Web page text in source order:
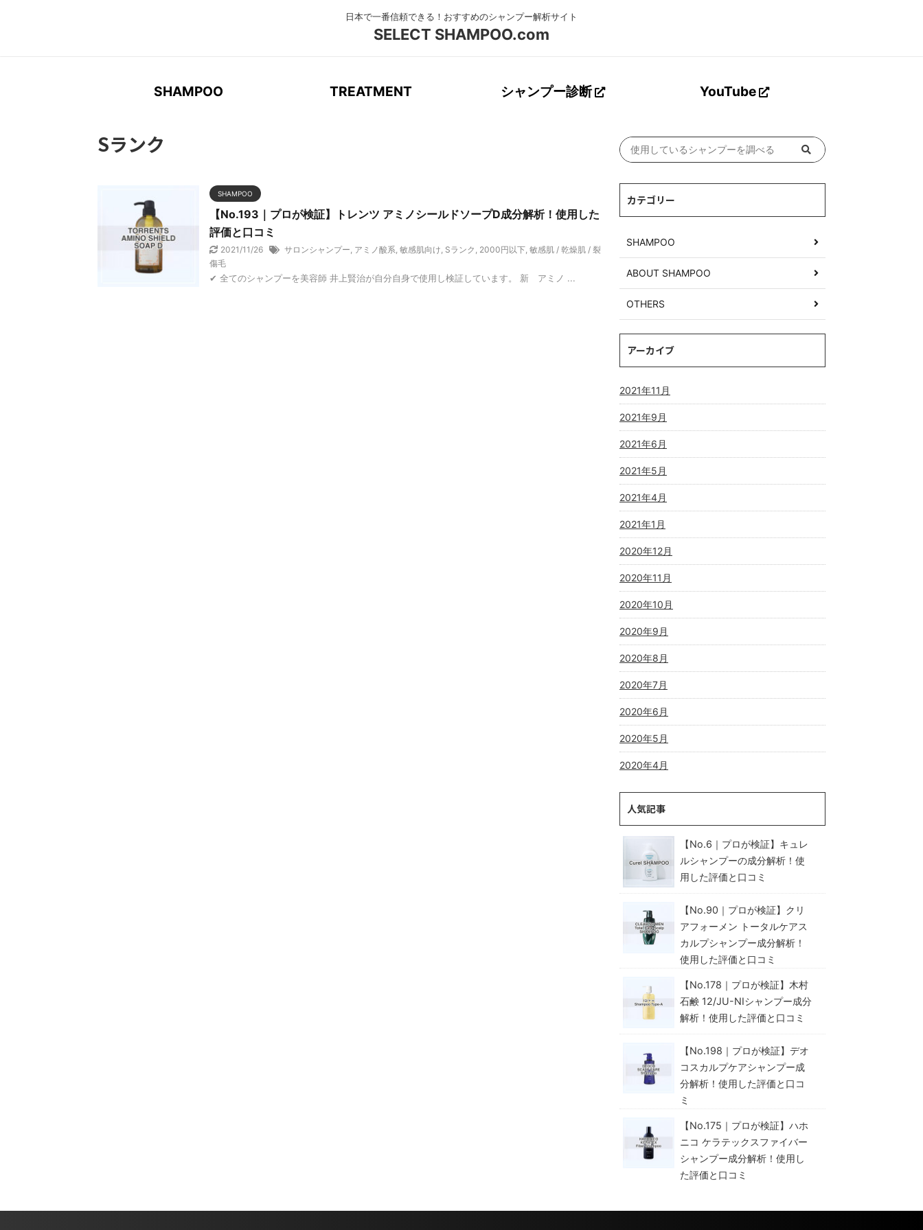
SELECT SHAMPOO.com
SHAMPOO TREATMENT シャンプー診断 YouTube
Sランク
SHAMPOO
【No.193｜プロが検証】トレンツ アミノシールドソープD成分解析！使用した
評価と口コミ
2021/11/26 サロンシャンプー, アミノ酸系,敏感肌向け, Sランク , 2000円以下,敏感肌 / 乾燥肌 / 裂
傷毛
✔︎ 全てのシャンプーを美容師 井上賢治が自分自身で使用し検証しています。 新 アミノ ...
カテゴリー
SHAMPOO
ABOUT SHAMPOO
OTHERS
アーカイブ
2021年11月
2021年9月
2021年6月
2021年5月
2021年4月
2021年1月
2020年12月
2020年11月
2020年10月
2020年9月
2020年8月
2020年7月
2020年6月
2020年5月
2020年4月
人気記事
【No.6｜プロが検証】キュレ
ルシャンプーの成分解析！使
用した評価と口コミ
【No.90｜プロが検証】クリ
アフォーメン トータルケアス
カルプシャンプー成分解析！
使用した評価と口コミ
【No.178｜プロが検証】木村
石鹸 12/JU-NIシャンプー成分
解析！使用した評価と口コミ
【No.198｜プロが検証】デオ
コスカルプケアシャンプー成
分解析！使用した評価と口コ
ミ
【No.175｜プロが検証】ハホ
ニコ ケラテックスファイバー
シャンプー成分解析！使用し
た評価と口コミ